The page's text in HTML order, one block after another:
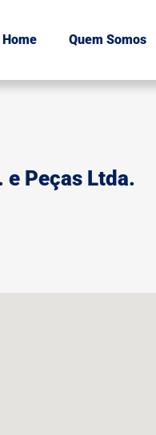
Home Quem Somos
e Peças Ltda.